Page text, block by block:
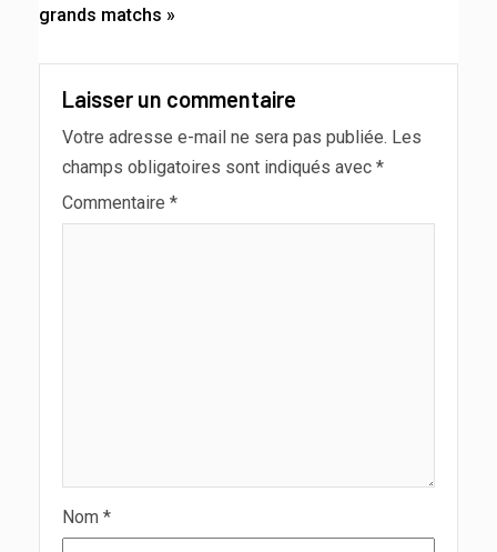
grands matchs »
Laisser un commentaire
Votre adresse e-mail ne sera pas publiée. Les
champs obligatoires sont indiqués avec *
Commentaire *
Nom *